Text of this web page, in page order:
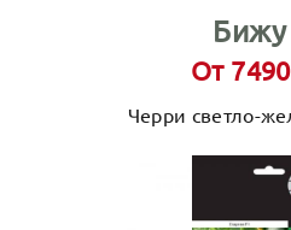
Бижу
От
Черри светло-